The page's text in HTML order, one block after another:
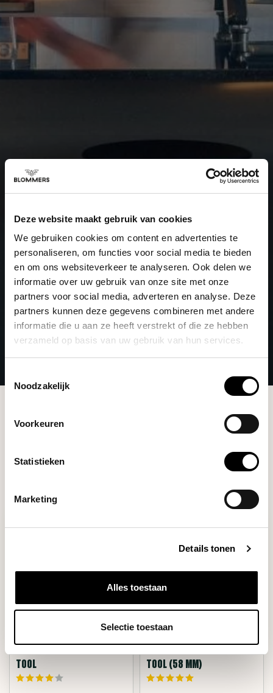
Deze website maakt gebruik van cookies
We gebruiken cookies om content en advertenties te
personaliseren, om functies voor social media te bieden
en om ons websiteverkeer te analyseren. Ook delen we
informatie over uw gebruik van onze site met onze
partners voor social media, adverteren en analyse. Deze
partners kunnen deze gegevens combineren met andere
informatie die u aan ze heeft verstrekt of die ze hebben
verzameld op basis van uw gebruik van hun services.
Noodzakelijk
Voorkeuren
Statistieken
Marketing
Details tonen
Alles toestaan
Selectie toestaan
STEAM WAND CLEANING
TOOL
GROUP HEAD CLEANING
TOOL (58 MM)